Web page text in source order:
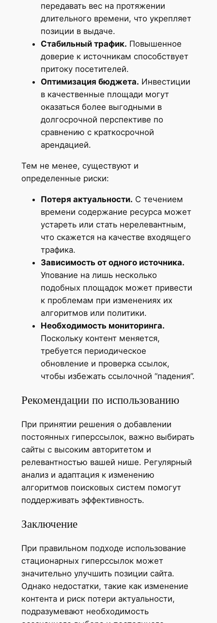
передавать вес на протяжении
длительного времени, что укрепляет
позиции в выдаче.
Стабильный трафик. Повышенное
доверие к источникам способствует
притоку посетителей.
Оптимизация бюджета. Инвестиции
в качественные площади могут
оказаться более выгодными в
долгосрочной перспективе по
сравнению с краткосрочной
арендацией.
Тем не менее, существуют и
определенные риски:
Потеря актуальности. С течением
времени содержание ресурса может
устареть или стать нерелевантным,
что скажется на качестве входящего
трафика.
Зависимость от одного источника.
Упование на лишь несколько
подобных площадок может привести
к проблемам при изменениях их
алгоритмов или политики.
Необходимость мониторинга.
Поскольку контент меняется,
требуется периодическое
обновление и проверка ссылок,
чтобы избежать ссылочной “падения”.
Рекомендации по использованию
При принятии решения о добавлении
постоянных гиперссылок, важно выбирать
сайты с высоким авторитетом и
релевантностью вашей нише. Регулярный
анализ и адаптация к изменению
алгоритмов поисковых систем помогут
поддерживать эффективность.
Заключение
При правильном подходе использование
стационарных гиперссылок может
значительно улучшить позиции сайта.
Однако недостатки, такие как изменение
контента и риск потери актуальности,
подразумевают необходимость